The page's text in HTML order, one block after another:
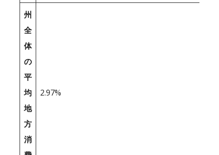
州
全
体
の
平
均
地
方
消
2.97%